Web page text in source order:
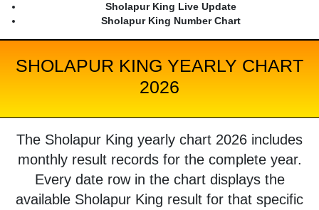
Sholapur King Live Update
Sholapur King Number Chart
SHOLAPUR KING YEARLY CHART
2026
The Sholapur King yearly chart 2026 includes
monthly result records for the complete year.
Every date row in the chart displays the
available Sholapur King result for that specific